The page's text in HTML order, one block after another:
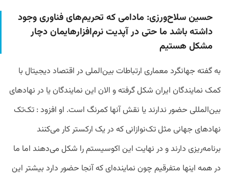
حسین سلاح‌ورزی: مادامی که تحریم‌های فناوری وجود
داشته باشد ما حتی در آپدیت نرم‌افزارهایمان دچار
مشکل هستیم
به گفته جهانگرد معماری ارتباطات بین‌الملی در اقتصاد دیجیتال با
کمک نمایندگان ایران شکل گرفته و الان این نمایندگان یا در نهادهای
بین‌المللی حضور ندارند یا نقش آنها کمرنگ است. او افزود : تک‌تک
نهادهای جهانی مثل تک‌نوازانی که در یک ارکستر کار می‌کنند
برنامه‌ریزی دارند و در نهایت این اکوسیستم را شکل می‌دهند اما ما
در همه اینها متفرقیم چون نماینده‌ای که آنجا حضور دارد بیشتر این